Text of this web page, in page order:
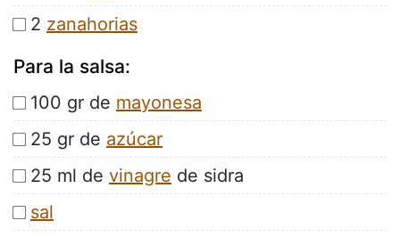
2 zanahorias
Para la salsa:
100 gr de mayonesa
25 gr de azúcar
25 ml de vinagre de sidra
sal